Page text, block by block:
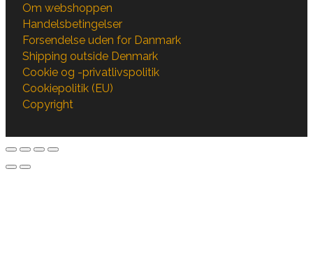
Om webshoppen
Handelsbetingelser
Forsendelse uden for Danmark
Shipping outside Denmark
Cookie og -privatlivspolitik
Cookiepolitik (EU)
Copyright